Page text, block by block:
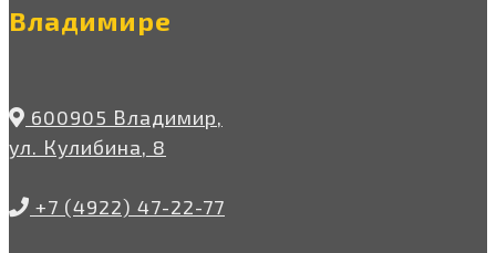
Владимире
600905 Владимир,
ул. Кулибина, 8
+7 (4922) 47-22-77